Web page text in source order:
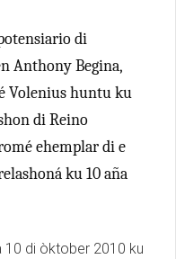
di
Anthony Begina,
Volenius huntu ku
di Reino
ehemplar di e
ku 10 aña
10 di òktober 2010 ku